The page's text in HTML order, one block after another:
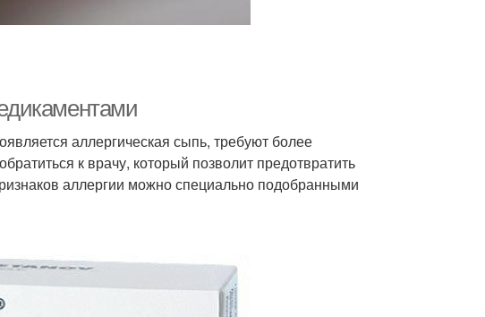
аллергическая сыпь, требуют более
к врачу, который позволит предотвратить
аллергии можно специально подобранными